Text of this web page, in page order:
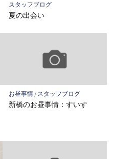
スタッフブログ
夏の出会い
お昼事情/ スタッフブログ
新橋のお昼事情：すいす